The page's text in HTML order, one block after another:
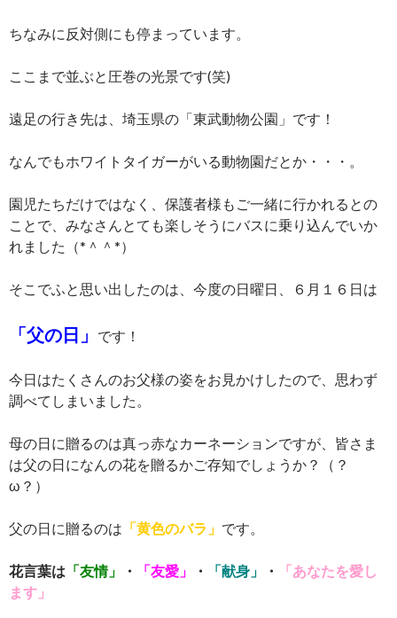
ちなみに反対側にも停まっています。
ここまで並ぶと圧巻の光景です(笑)
遠足の行き先は、埼玉県の「東武動物公園」です！
なんでもホワイトタイガーがいる動物園だとか・・・。
園児たちだけではなく、保護者様もご一緒に行かれるとの
ことで、みなさんとても楽しそうにバスに乗り込んでいか
れました（*＾＾*）
そこでふと思い出したのは、今度の日曜日、６月１６日は
「父の日」 です！
今日はたくさんのお父様の姿をお見かけしたので、思わず
調べてしまいました。
母の日に贈るのは真っ赤なカーネーションですが、皆さま
は父の日になんの花を贈るかご存知でしょうか？（？
ω？）
父の日に贈るのは 「黄色のバラ」 です。
花言葉は 「友情」 ・ 「友愛」 ・ 「献身」 ・
「あなたを愛し
ます」